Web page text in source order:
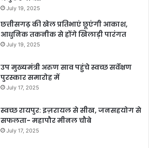
July 19, 2025
छत्तीसगढ़ की खेल प्रतिभाएं छूएंगी आकाश,
आधुनिक तकनीक से होंगे खिलाड़ी पारंगत
July 19, 2025
उप मुख्यमंत्री अरुण साव पहुंचे स्वच्छ सर्वेक्षण
पुरस्कार समारोह में
July 17, 2025
स्वच्छ रायपुर: इज़रायल से सीख, जनसहयोग से
सफलता- महापौर मीनल चौबे
July 17, 2025